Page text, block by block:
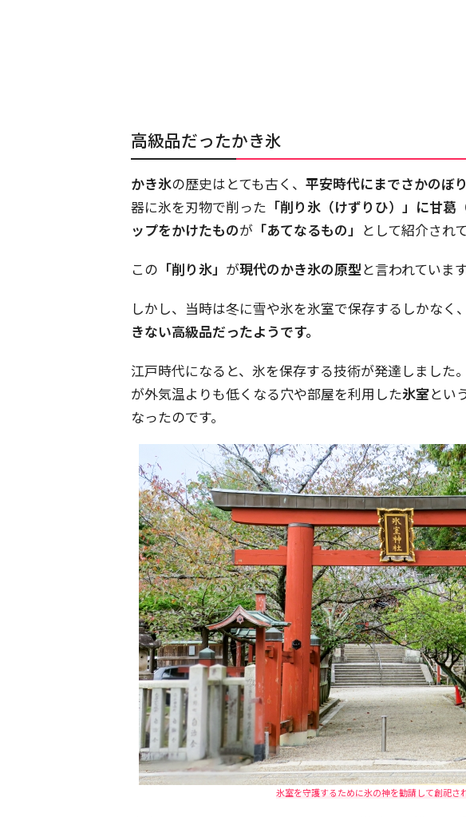
高級品だったかき氷
かき氷の歴史はとても古く、 平安時代にまでさかのぼり
器に氷を刃物で削った 「削り氷（けずりひ）」に甘
ップをかけたものが 「あてなるもの」 として紹介され
この 「削り氷」 が現代のかき氷の原型と言われています
しかし、当時は冬に雪や氷を氷室で保存するしかなく
きない高級品だったようです。
江戸時代になると、氷を保存する技術が発達しました
が外気温よりも低くなる穴や部屋を利用した氷室とい
なったのです。
氷室を守護するために氷の神を勧請して創祀さ